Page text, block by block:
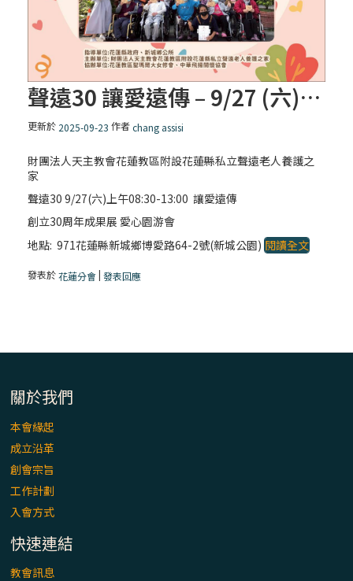
聲遠30 讓愛遠傳 – 9/27 (六) 上午 08:30-13:00
更新於 2025-09-23 作者chang assisi
財團法人天主教會花蓮教區附設花蓮縣私立聲遠老人養護之
家
聲遠30 9/27(六)上午08:30-13:00 讓愛遠傳
創立30周年成果展 愛心園游會
地點: 971花蓮縣新城鄉博愛路64-2號(新城公園)閱讀全文
發表於花蓮分會|發表回應
關於我們
本會緣起
成立沿革
創會宗旨
工作計劃
入會方式
快速連結
教會訊息